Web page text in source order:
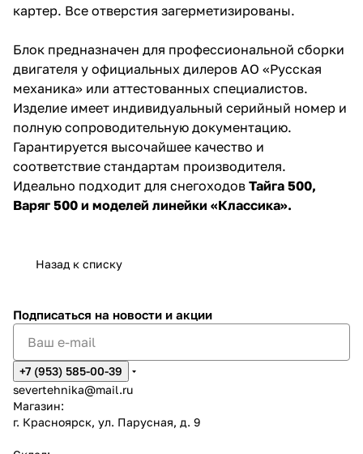
картер. Все отверстия загерметизированы.
Блок предназначен для профессиональной сборки
двигателя у официальных дилеров АО «Русская
механика» или аттестованных специалистов.
Изделие имеет индивидуальный серийный номер и
полную сопроводительную документацию.
Гарантируется высочайшее качество и
соответствие стандартам производителя.
Идеально подходит для снегоходов Тайга 500,
Варяг 500 и моделей линейки «Классика».
Назад к списку
Подписаться на новости и акции
+7 (953) 585-00-39
severtehnika@mail.ru
Магазин:
г. Красноярск, ул. Парусная, д. 9